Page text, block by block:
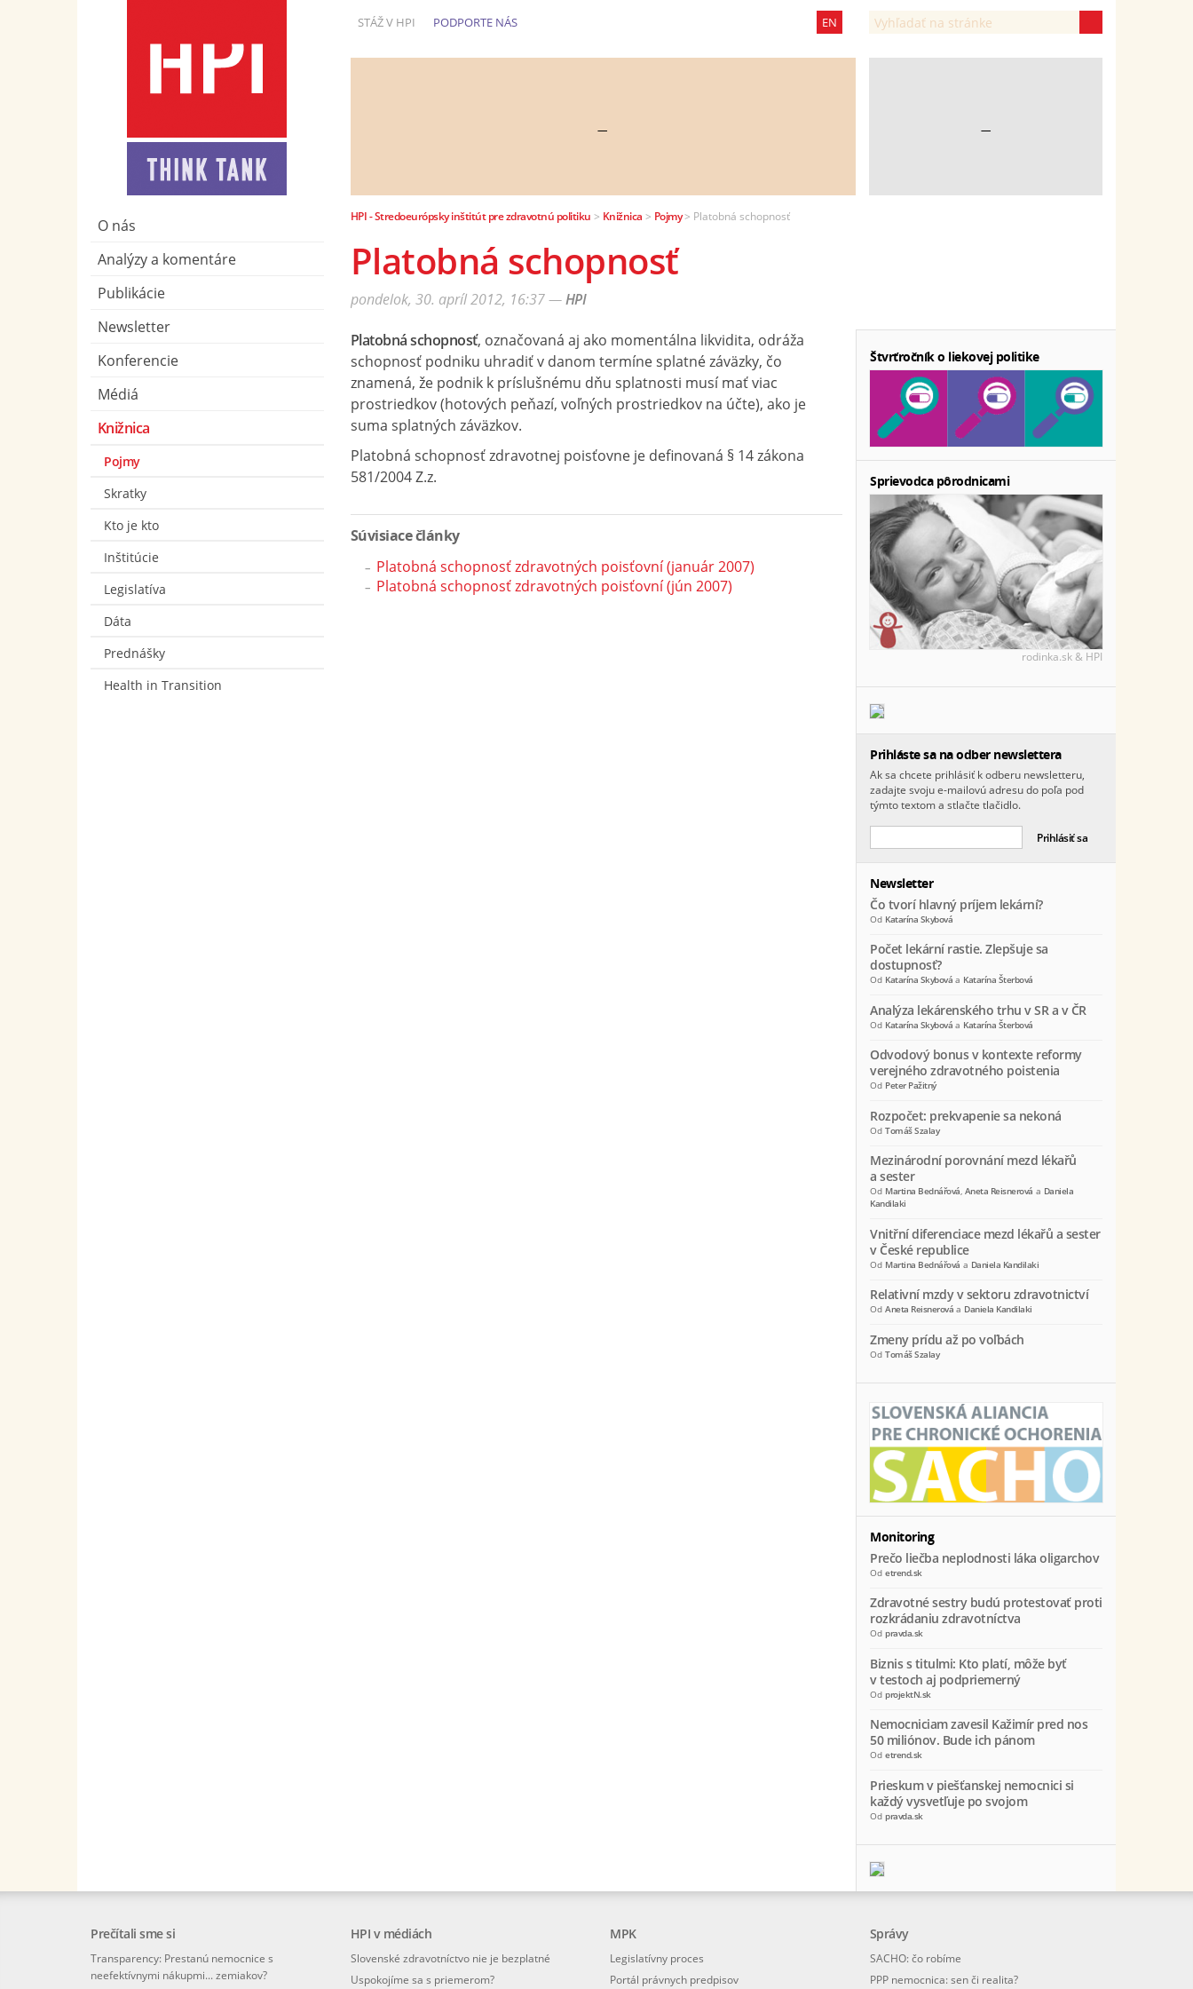
STÁŽ V HPI PODPORTE NÁS EN
— —
O nás
Analýzy a komentáre
Publikácie
Newsletter
Konferencie
Médiá
Knižnica
Pojmy
Skratky
Kto je kto
Inštitúcie
Legislatíva
Dáta
Prednášky
Health in Transition
HPI - Stredoeurópsky inštitút pre zdravotnú politiku > Knižnica > Pojmy> Platobná schopnosť
Platobná schopnosť
pondelok, 30. apríl 2012, 16:37— HPI
Platobná schopnosť, označovaná aj ako momentálna likvidita, odráža
schopnosť podniku uhradiť v danom termíne splatné záväzky, čo
znamená, že podnik k príslušnému dňu splatnosti musí mať viac
prostriedkov (hotových peňazí, voľných prostriedkov na účte), ako je
suma splatných záväzkov.
Platobná schopnosť zdravotnej poisťovne je definovaná § 14 zákona
581/2004 Z.z.
Súvisiace články
Platobná schopnosť zdravotných poisťovní (január 2007)
Platobná schopnosť zdravotných poisťovní (jún 2007)
Štvrťročník o liekovej politike
Sprievodca pôrodnicami
rodinka.sk & HPI
Prihláste sa na odber newslettera
Ak sa chcete prihlásiť k odberu newsletteru,
zadajte svoju e-mailovú adresu do poľa pod
týmto textom a stlačte tlačidlo.
Newsletter
Čo tvorí hlavný príjem lekární?
Od Katarína Skybová
Počet lekární rastie. Zlepšuje sa
dostupnosť?
Od Katarína Skybová a Katarína Šterbová
Analýza lekárenského trhu v SR a v ČR
Od Katarína Skybová a Katarína Šterbová
Odvodový bonus v kontexte reformy
verejného zdravotného poistenia
Od Peter Pažitný
Rozpočet: prekvapenie sa nekoná
OdTomáš Szalay
Mezinárodní porovnání mezd lékařů
a sester
Od Martina Bednářová, Aneta Reisnerová a Daniela
Kandilaki
Vnitřní diferenciace mezd lékařů a sester
v České republice
Od Martina Bednářová a Daniela Kandilaki
Relativní mzdy v sektoru zdravotnictví
OdAneta Reisnerová a Daniela Kandilaki
Zmeny prídu až po voľbách
OdTomáš Szalay
Monitoring
Prečo liečba neplodnosti láka oligarchov
Odetrend.sk
Zdravotné sestry budú protestovať proti
rozkrádaniu zdravotníctva
Odpravda.sk
Biznis s titulmi: Kto platí, môže byť
v testoch aj podpriemerný
OdprojektN.sk
Nemocniciam zavesil Kažimír pred nos
50 miliónov. Bude ich pánom
Odetrend.sk
Prieskum v piešťanskej nemocnici si
každý vysvetľuje po svojom
Odpravda.sk
Prečítali sme si
Transparency: Prestanú nemocnice s
neefektívnymi nákupmi... zemiakov?
HPI v médiách
Slovenské zdravotníctvo nie je bezplatné
Uspokojíme sa s priemerom?
MPK
Legislatívny proces
Portál právnych predpisov
Správy
SACHO: čo robíme
PPP nemocnica: sen či realita?